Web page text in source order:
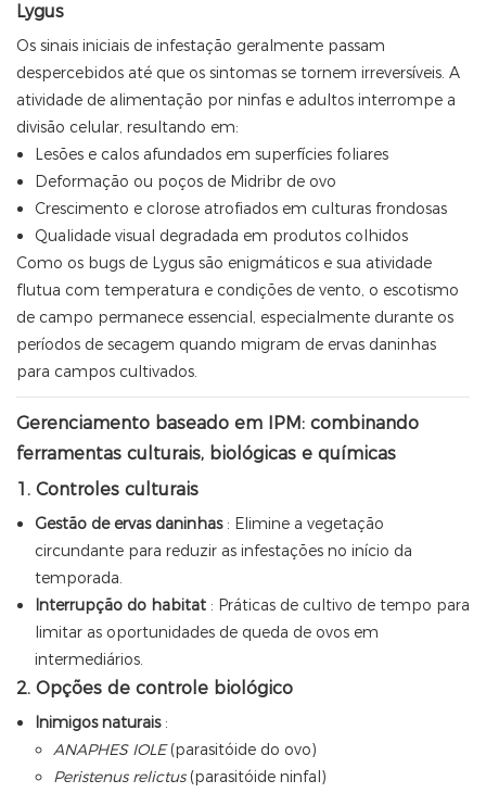
Lygus
Os sinais iniciais de infestação geralmente passam
despercebidos até que os sintomas se tornem irreversíveis. A
atividade de alimentação por ninfas e adultos interrompe a
divisão celular, resultando em:
Lesões e calos afundados em superfícies foliares
Deformação ou poços de Midribr de ovo
Crescimento e clorose atrofiados em culturas frondosas
Qualidade visual degradada em produtos colhidos
Como os bugs de Lygus são enigmáticos e sua atividade
flutua com temperatura e condições de vento, o escotismo
de campo permanece essencial, especialmente durante os
períodos de secagem quando migram de ervas daninhas
para campos cultivados.
Gerenciamento baseado em IPM: combinando
ferramentas culturais, biológicas e químicas
1. Controles culturais
Gestão de ervas daninhas : Elimine a vegetação
circundante para reduzir as infestações no início da
temporada.
Interrupção do habitat : Práticas de cultivo de tempo para
limitar as oportunidades de queda de ovos em
intermediários.
2. Opções de controle biológico
Inimigos naturais :
ANAPHES IOLE(parasitóide do ovo)
Peristenus relictus(parasitóide ninfal)